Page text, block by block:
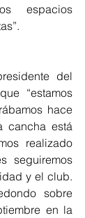
espacios
del
“estamos
hace
cancha está
realizado
seguiremos
y el club.
sobre
en la